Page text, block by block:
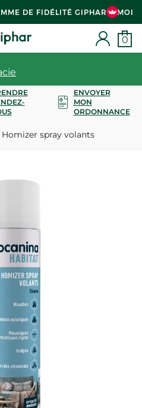
DE FIDÉLITÉ GIPHAR & MOI
0
ENVOYER
MON
ORDONNANCE
Homizer spray volants